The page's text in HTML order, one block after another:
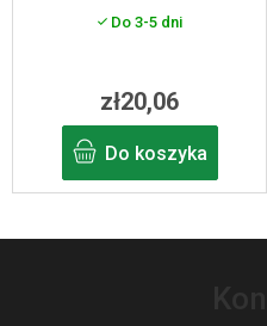
Do 3-5 dni
zł20,06
Do koszyka